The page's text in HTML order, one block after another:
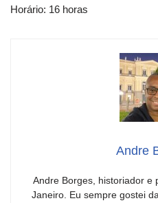
Horário: 16 horas
Andre
Andre Borges, historiador e
Janeiro. Eu sempre gostei